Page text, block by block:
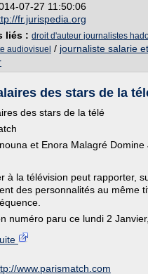
07-27 11:50:06
fr.jurispedia.org
liés : droit d'auteur journalistes
audiovisuel / journaliste salarie
des stars de la
des stars de la télé
et Enora Malagré Domine
à la télévision peut rapporter,
des personnalités au même
numéro paru ce lundi 2
www.parismatch.com